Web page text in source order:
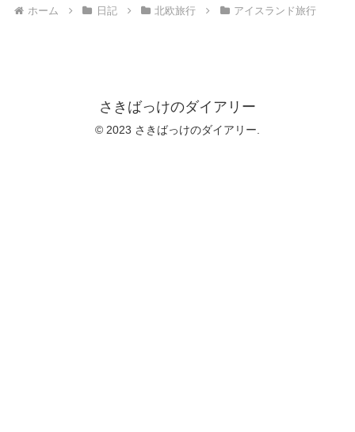
ホーム 日記 北欧旅行 アイスランド旅行
さきばっけのダイアリー
© 2023 さきばっけのダイアリー.